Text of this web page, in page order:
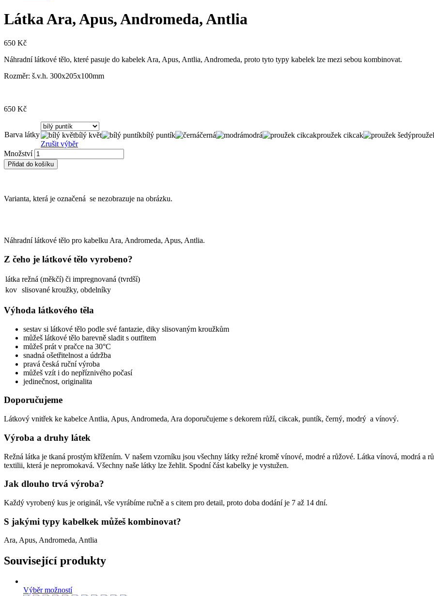
Látka Ara, Apus, Andromeda, Antlia
650 Kč
Náhradní látkové tělo, které pasuje do kabelek Ara, Apus, Antlia, Andromeda, proto tyto typy kabelek lze mezi sebou kombinovat.
Rozměr: š.v.h. 300x205x100mm
650 Kč
Barva látky bílý květ bílý puntík černá modrá proužek cikcak
Zrušit výběr
Množství
Přidat do košíku
Varianta, která je označená se nezobrazuje na obrázku.
Náhradní látkové tělo pro kabelku Ara, Andromeda, Apus, Antlia.
Z čeho je látkové tělo vyrobeno?
látka režná (měkčí) či impregnovaná (tvrdší)
kov slisované kroužky, obdelníky
Výhoda látkového těla
sestav si látkové tělo podle své fantazie, diky slisovaným kroužkům
můžeš látkové tělo barevně sladit s outfitem
můžeš prát v pračce na 30°C
snadná ošetřitelnost a údržba
pravá česká ruční výroba
můžeš vzít i do nepříznivého počasí
jedinečnost, originalita
Doporučujeme
Látkový vnitřek ke kabelce Antlia, Apus, Andromeda, Ara doporučujeme s dekorem růží, cikcak, puntík, černý, modrý a vínový.
Výroba a druhy látek
Režná látka je tkaná prostým křížením. V našem vzorníku jsou všechny látky režné kromě vínové, modré a růžové. Látka vínová, modrá a
textilii, která je nepromokavá. Všechny naše látky lze žehlit. Spodní část kabelky je vystužen.
Jak dlouho trvá výroba?
Každý vyrobený kus je originál, vše vyrábíme ručně a s citem pro detail, proto doba dodání je 7 až 14 dní.
S jakými typy kabelkek můžeš kombinovat?
Ara, Apus, Andromeda, Antlia
Související produkty
Výběr možností